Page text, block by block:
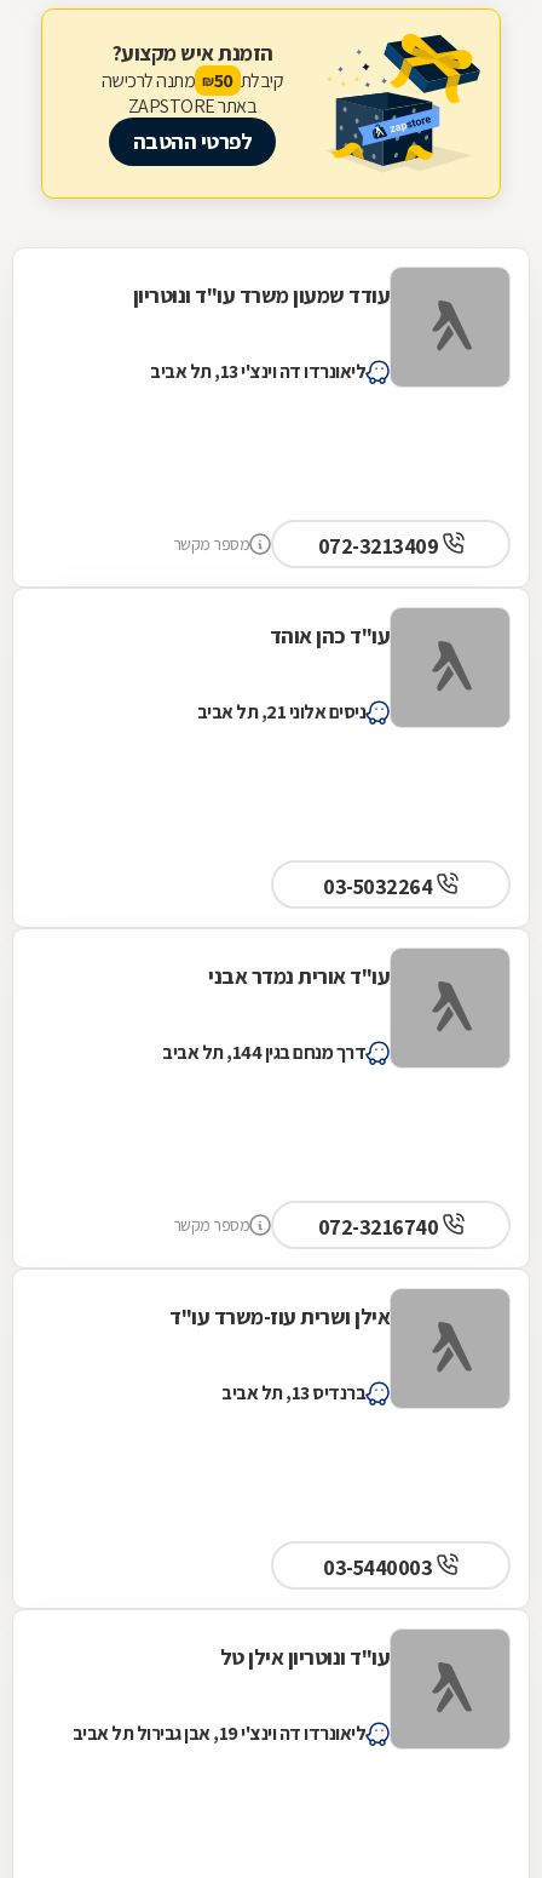
הזמנת איש מקצוע?
קיבלת 50
₪ מתנה לרכישה
באתר ZAPSTORE
לפרטי ההטבה
עודד שמעון משרד עו"ד ונוטריון
ליאונרדו דה וינצ'י 13, תל אביב
מספר מקשר
עו"ד כהן אוהד
ניסים אלוני 21, תל אביב
03-5032264
עו"ד אורית נמדר אבני
דרך מנחם בגין 144, תל אביב
מספר מקשר
אילן ושרית עוז-משרד עו"ד
ברנדיס 13, תל אביב
עו"ד ונוטריון אילן טל
ליאונרדו דה וינצ'י 19, אבן גבירול תל אביב